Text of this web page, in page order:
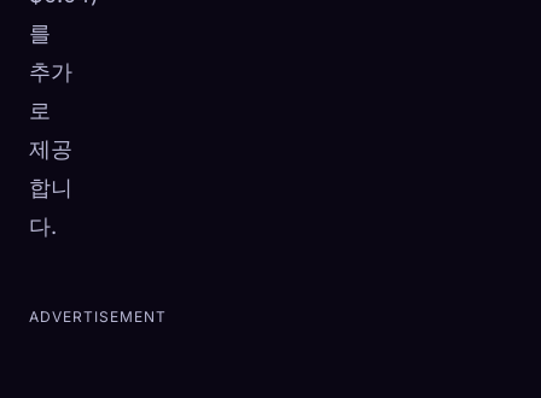
를
추가
로
제공
합니
다.
ADVERTISEMENT